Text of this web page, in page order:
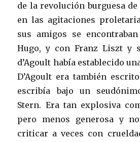
de la revolución burguesa de
en las agitaciones
sus amigos se
Hugo, y con Franz Liszt y
d’Agoult había establecido
D’Agoult era también
escribía bajo un
Stern. Era tan explosiva
pero menos generosa y
criticar a veces con